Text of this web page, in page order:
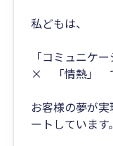
私どもは、
「コミュニ
× 「情熱」
お客様の夢が
ートしています。